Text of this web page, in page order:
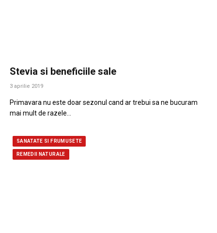
Stevia si beneficiile sale
3 aprilie 2019
Primavara nu este doar sezonul cand ar trebui sa ne bucuram
mai mult de razele…
SANATATE SI FRUMUSETE
REMEDII NATURALE